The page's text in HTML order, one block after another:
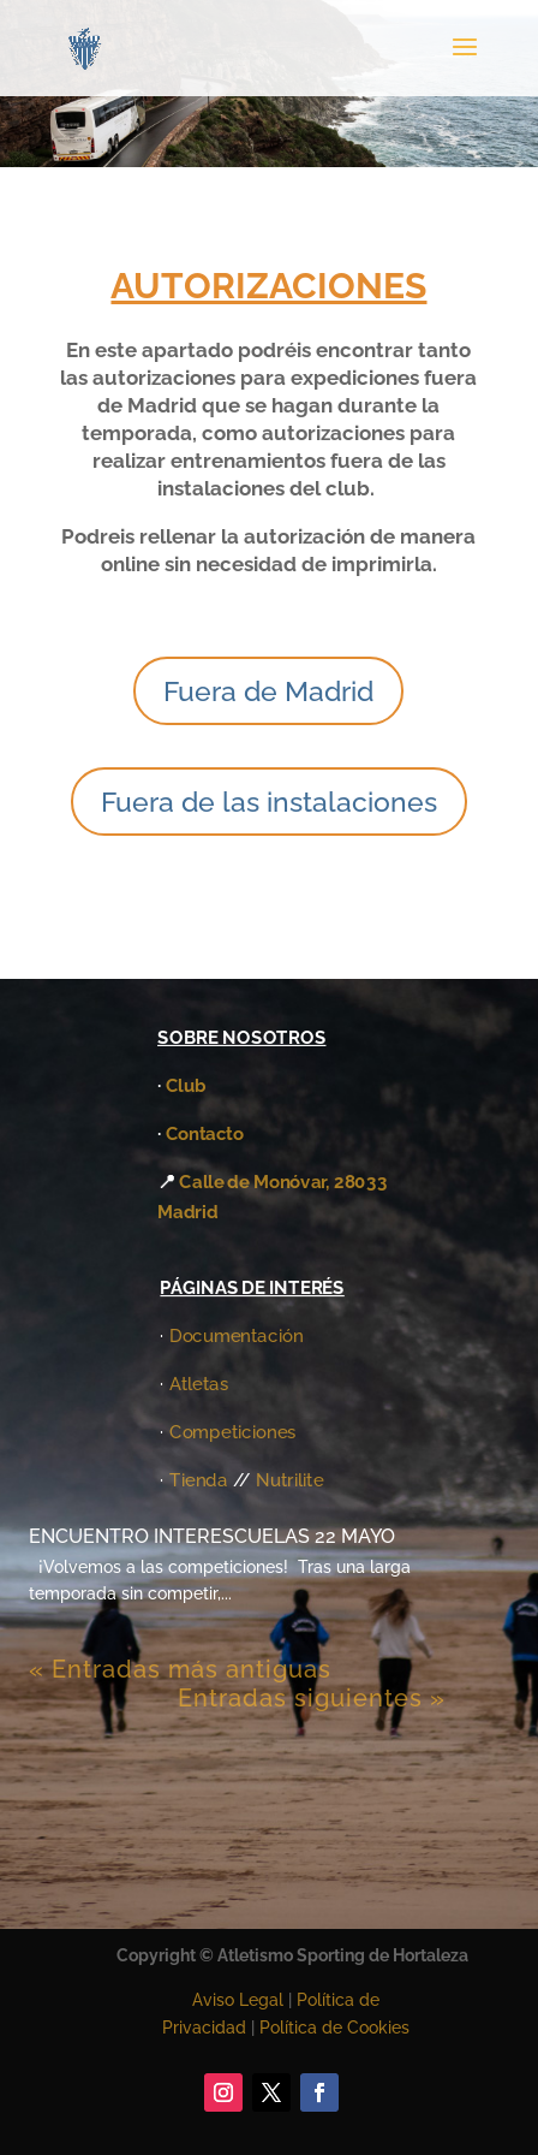
AUTORIZACIONES
En este apartado podréis encontrar tanto
las autorizaciones para expediciones fuera
de Madrid que se hagan durante la
temporada, como autorizaciones para
realizar entrenamientos fuera de las
instalaciones del club.
Podreis rellenar la autorización de manera
online sin necesidad de imprimirla.
Fuera de Madrid
Fuera de las instalaciones
SOBRE NOSOTROS
· Club
· Contacto
📍Calle de Monóvar, 28033
Madrid
PÁGINAS DE INTERÉS
· Documentación
· Atletas
· Competiciones
·Tienda // Nutrilite
ENCUENTRO INTERESCUELAS 22 MAYO
¡Volvemos a las competiciones! Tras una larga
temporada sin competir,...
« Entradas más antiguas
Entradas siguientes »
Copyright© Atletismo Sporting de Hortaleza
Aviso Legal | Política de
Privacidad | Política de Cookies